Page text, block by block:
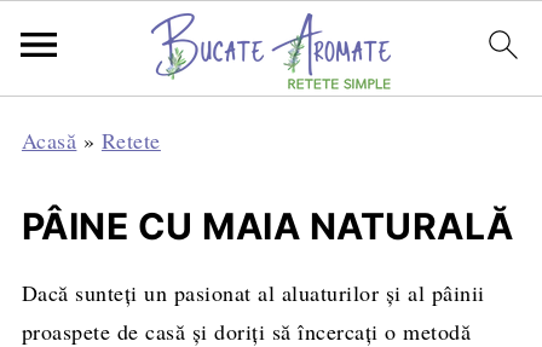
Acasă » Retete
PÂINE CU MAIA NATURALĂ
Dacă sunteți un pasionat al aluaturilor și al pâinii
proaspete de casă și doriți să încercați o metodă